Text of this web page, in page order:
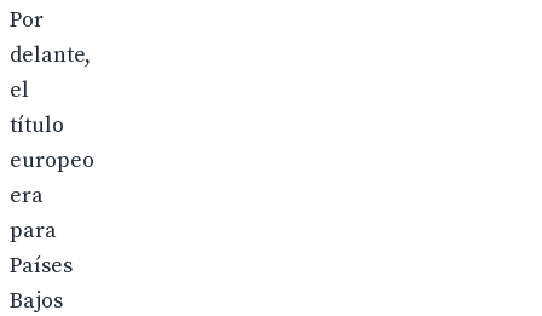
Por
delante,
el
título
europeo
era
para
Países
Bajos